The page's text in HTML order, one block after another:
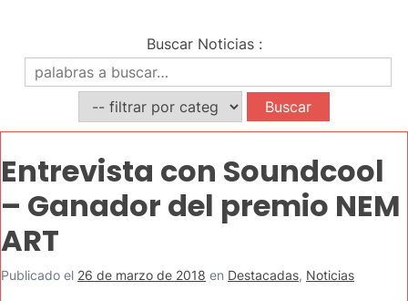
Buscar Noticias:
Entrevista con Soundcool
– Ganador del premio NEM
ART
Publicado el 26 de marzo de 2018 en Destacadas, Noticias